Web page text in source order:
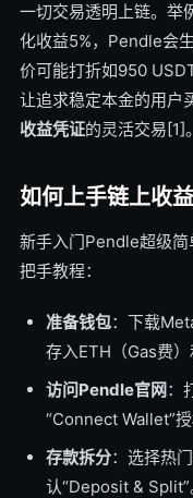
一切交易透明上链。举
化收益5%，Pendle会
价可能打折如950
让追求稳定本金的用户
收益凭证的灵活交易[1]。
如何上手链上收
新手入门Pendle超级
把手教程：
准备钱包：下载
存入ETH（Gas费）
访问Pendle官网：
“Connect Wallet”授
存款拆分：选择热
认“Deposit & Split”